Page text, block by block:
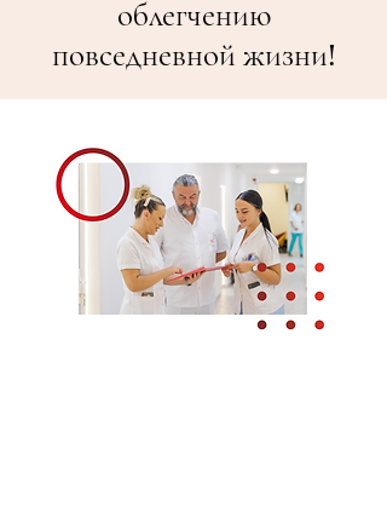
облегчению
повседневной жизни!